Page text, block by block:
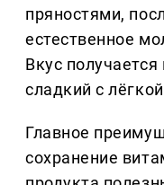
пряностями,
естественное
Вкус
сладкий с
Главное
сохранение